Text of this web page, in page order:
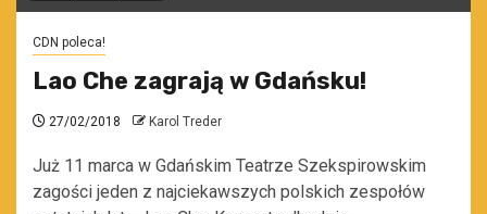
CDN poleca!
Lao Che zagrają w Gdańsku!
27/02/2018 Karol Treder
Już 11 marca w Gdańskim Teatrze Szekspirowskim
zagości jeden z najciekawszych polskich zespołów